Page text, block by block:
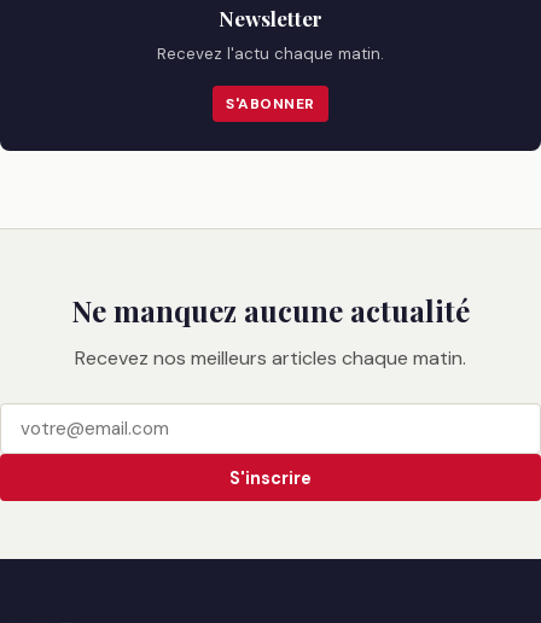
Newsletter
Recevez l'actu chaque matin.
S'ABONNER
Ne manquez aucune actualité
Recevez nos meilleurs articles chaque matin.
S'inscrire